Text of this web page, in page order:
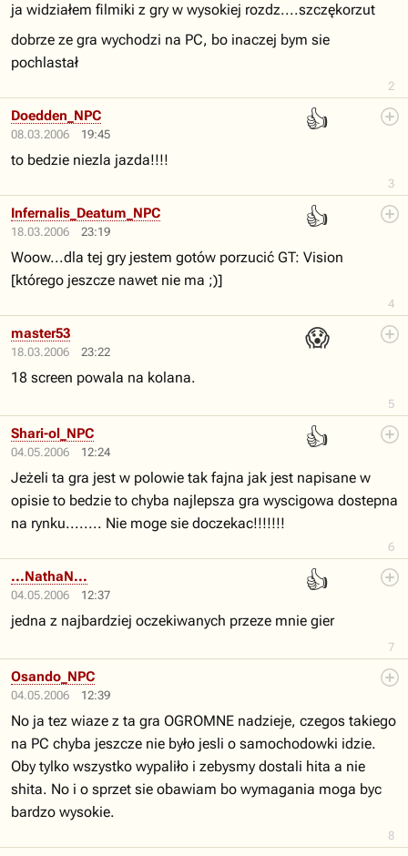
2
ja widziałem filmiki z gry w wysokiej rozdz....szczękorzut
dobrze ze gra wychodzi na PC, bo inaczej bym sie
pochlastał
08.03.2006 19:45
👍
3
Doedden_NPC
to bedzie niezla jazda!!!!
18.03.2006 23:19
👍
4
Infernalis_Deatum_NPC
Woow...dla tej gry jestem gotów porzucić GT: Vision
[którego jeszcze nawet nie ma ;)]
18.03.2006 23:22
😱
5
master53
18 screen powala na kolana.
04.05.2006 12:24
👍
6
Shari-ol_NPC
Jeżeli ta gra jest w polowie tak fajna jak jest napisane w
opisie to bedzie to chyba najlepsza gra wyscigowa dostepna
na rynku........ Nie moge sie doczekac!!!!!!!
04.05.2006 12:37
👍
7
...NathaN...
jedna z najbardziej oczekiwanych przeze mnie gier
04.05.2006 12:39
8
Osando_NPC
No ja tez wiaze z ta gra OGROMNE nadzieje, czegos takiego
na PC chyba jeszcze nie było jesli o samochodowki idzie.
Oby tylko wszystko wypaliło i zebysmy dostali hita a nie
shita. No i o sprzet sie obawiam bo wymagania moga byc
bardzo wysokie.